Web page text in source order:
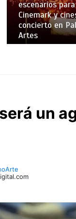
escenarios
Cinemark y
concierto en
Artes
un